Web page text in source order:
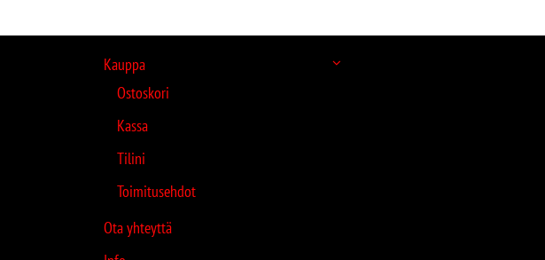
Kauppa
Ostoskori
Kassa
Tilini
Toimitusehdot
Ota yhteyttä